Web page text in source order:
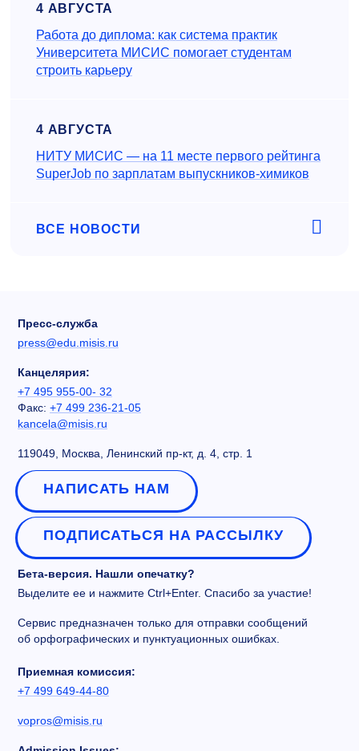
4 АВГУСТА
Работа до диплома: как система практик
Университета МИСИС помогает студентам
строить карьеру
4 АВГУСТА
НИТУ МИСИС — на 11 месте первого рейтинга
SuperJob по зарплатам выпускников-химиков
ВСЕ НОВОСТИ
Пресс-служба
press@edu.misis.ru
Канцелярия:
+7 495 955-00- 32
Факс: +7 499 236-21-05
kancela@misis.ru
119049, Москва, Ленинский пр-кт, д. 4, стр. 1
НАПИСАТЬ НАМ
ПОДПИСАТЬСЯ НА РАССЫЛКУ
Бета-версия. Нашли опечатку?
Выделите ее и нажмите Ctrl+Enter. Спасибо за участие!
Сервис предназначен только для отправки сообщений
об орфографических и пунктуационных ошибках.
Приемная комиссия:
+7 499 649-44-80
vopros@misis.ru